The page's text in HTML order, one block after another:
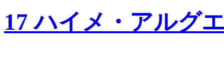
17 ハイメ・アルグ